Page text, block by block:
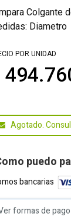
Colgante
Diametro
POR UNIDAD
Agotado.
puedo
bancarias
formas de pago